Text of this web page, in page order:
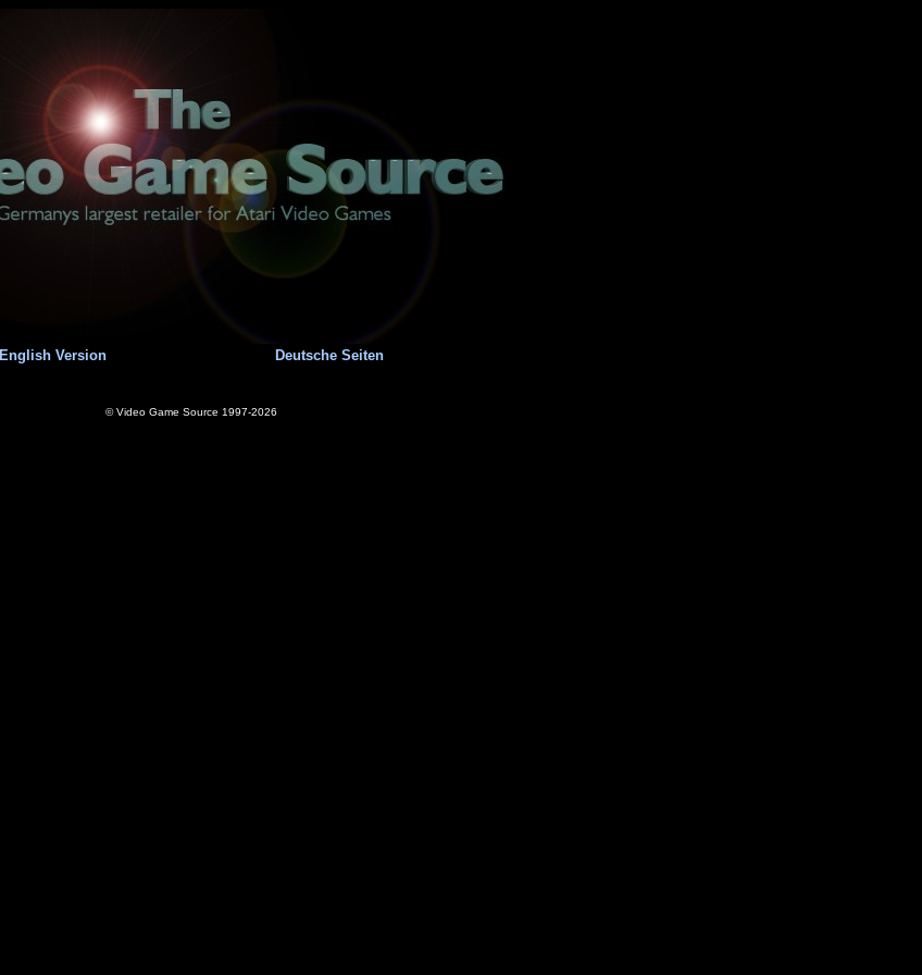
English Version Deutsche Seiten
© Video Game Source 1997-2026